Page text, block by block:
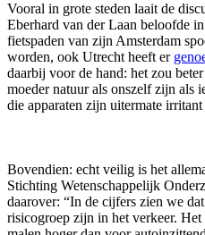
Vooral in grote steden laait de
Eberhard van der Laan beloofde
fietspaden van zijn Amsterdam
worden, ook Utrecht heeft er
daarbij voor de hand: het zou
moeder natuur als onszelf zijn als
die apparaten zijn uitermate
Bovendien: echt veilig is het
Stichting Wetenschappelijk
daarover: “In de cijfers zien we
risicogroep zijn in het verkeer.